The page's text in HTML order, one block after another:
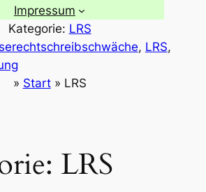
Impressum
Kategorie: LRS
, LRS
» Start» LRS
LRS